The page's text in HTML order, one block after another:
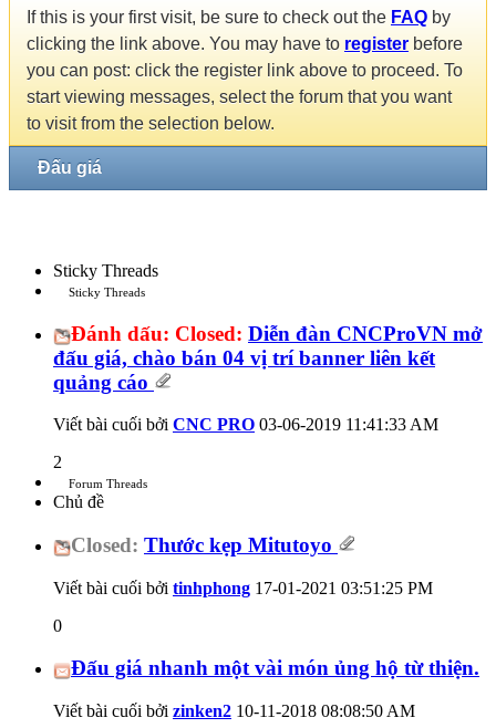
If this is your first visit, be sure to check out the FAQ by
clicking the link above. You may have to register before
you can post: click the register link above to proceed. To
start viewing messages, select the forum that you want
to visit from the selection below.
Đấu giá
Sticky Threads
Sticky Threads
Đánh dấu: Closed: Diễn đàn CNCProVN mở
đấu giá, chào bán 04 vị trí banner liên kết
quảng cáo
Viết bài cuối bởi CNC PRO 03-06-2019 11:41:33 AM
2
Forum Threads
Chủ đề
Closed: Thước kẹp Mitutoyo
Viết bài cuối bởi tinhphong 17-01-2021 03:51:25 PM
0
Đấu giá nhanh một vài món ủng hộ từ thiện.
Viết bài cuối bởi zinken2 10-11-2018 08:08:50 AM